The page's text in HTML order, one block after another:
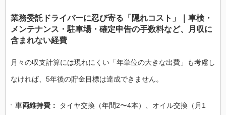
業務委託ドライバーに忍び寄る「隠れコスト」｜車検・
メンテナンス・駐車場・確定申告の手数料など、月収に
含まれない経費
月々の収支計算には現れにくい「年単位の大きな出費」も考慮し
なければ、5年後の貯金目標は達成できません。
車両維持費：
タイヤ交換（年間2〜4本）、オイル交換（月1